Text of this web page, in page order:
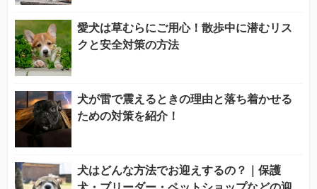
愛犬は草むらにご用心！散歩中に潜むリス
クと安全対策の方法
犬が雷で震えるときの理由と落ち着かせる
ための対策を紹介！
犬はどんな方法でお迎えするの？｜保護